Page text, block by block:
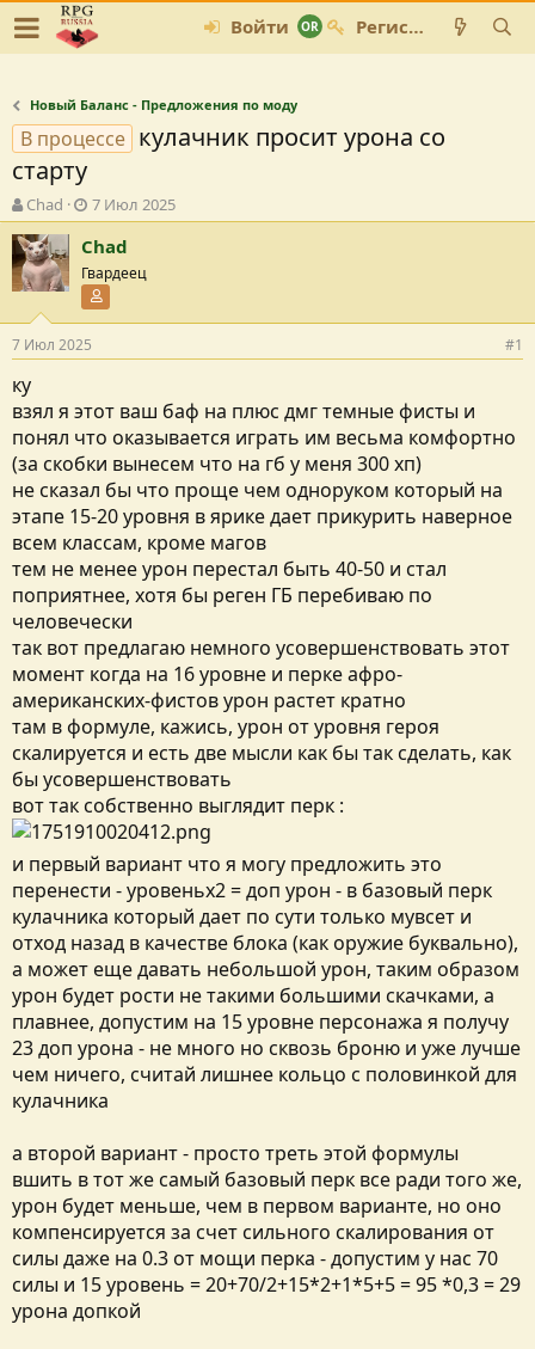
Войти Регистрация
Новый Баланс - Предложения по моду
В процессе кулачник просит урона со
старту
А
в
т
о
р
м
Chad
Д
а
т
а
с
о
д
и
я
7 Июл 2025
Chad
Гвардеец
7 Июл 2025 #1
ку
взял я этот ваш баф на плюс дмг темные фисты и
понял что оказывается играть им весьма комфортно
(за скобки вынесем что на гб у меня 300 хп)
не сказал бы что проще чем одноруком который на
этапе 15-20 уровня в ярике дает прикурить наверное
всем классам, кроме магов
тем не менее урон перестал быть 40-50 и стал
поприятнее, хотя бы реген ГБ перебиваю по
человечески
так вот предлагаю немного усовершенствовать этот
момент когда на 16 уровне и перке афро-
американских-фистов урон растет кратно
там в формуле, кажись, урон от уровня героя
скалируется и есть две мысли как бы так сделать, как
бы усовершенствовать
вот так собственно выглядит перк :
и первый вариант что я могу предложить это
перенести - уровеньх2 = доп урон - в базовый перк
кулачника который дает по сути только мувсет и
отход назад в качестве блока (как оружие буквально),
а может еще давать небольшой урон, таким образом
урон будет рости не такими большими скачками, а
плавнее, допустим на 15 уровне персонажа я получу
23 доп урона - не много но сквозь броню и уже лучше
чем ничего, считай лишнее кольцо с половинкой для
кулачника
а второй вариант - просто треть этой формулы
вшить в тот же самый базовый перк все ради того же,
урон будет меньше, чем в первом варианте, но оно
компенсируется за счет сильного скалирования от
силы даже на 0.3 от мощи перка - допустим у нас 70
силы и 15 уровень = 20+70/2+15*2+1*5+5 = 95 *0,3 = 29
урона допкой